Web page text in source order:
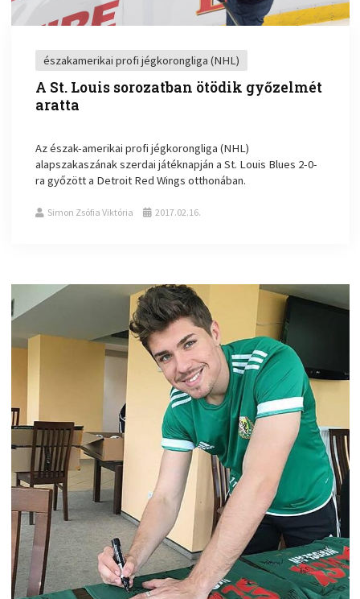
északamerikai profi jégkorongliga (NHL)
A St. Louis sorozatban ötödik győzelmét
aratta
Az észak-amerikai profi jégkorongliga (NHL)
alapszakaszának szerdai játéknapján a St. Louis Blues 2-0-
ra győzött a Detroit Red Wings otthonában.
Simon Zsófia Viktória 2017.02.16.